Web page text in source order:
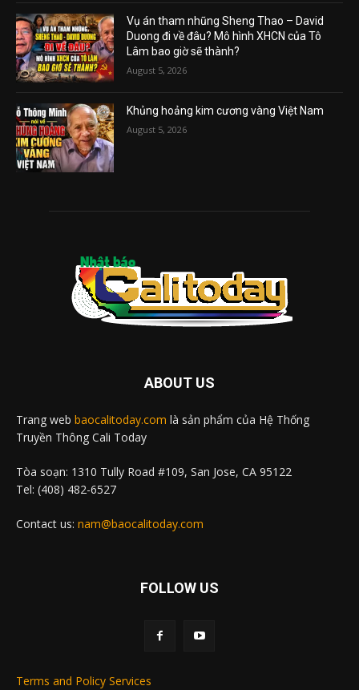
Vụ án tham nhũng Sheng Thao – David
Duong đi về đâu? Mô hình XHCN của Tô
Lâm bao giờ sẽ thành?
August 5, 2026
Khủng hoảng kim cương vàng Việt Nam
August 5, 2026
ABOUT US
Trang web baocalitoday.com là sản phẩm của Hệ Thống
Truyền Thông Cali Today
Tòa soạn: 1310 Tully Road #109, San Jose, CA 95122
Tel: (408) 482-6527
Contact us: nam@baocalitoday.com
FOLLOW US
Terms and Policy Services